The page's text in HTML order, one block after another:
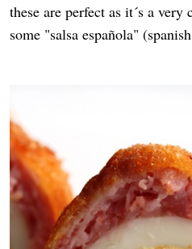
these are perfect as it´s a very
some "salsa española"